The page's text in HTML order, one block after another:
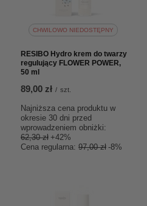
CHWILOWO NIEDOSTĘPNY
RESIBO Hydro krem do twarzy
regulujący FLOWER POWER,
50 ml
89,00 zł / szt.
Najniższa cena produktu w
okresie 30 dni przed
wprowadzeniem obniżki:
62,30 zł +42%
Cena regularna: 97,00 zł -8%